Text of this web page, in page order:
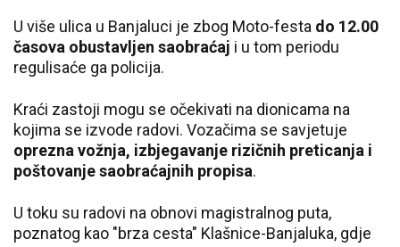
U više ulica u Banjaluci je zbog Moto-festa do 12.00
časova obustavljen saobraćaj i u tom periodu
regulisaće ga policija.
Kraći zastoji mogu se očekivati na dionicama na
kojima se izvode radovi. Vozačima se savjetuje
oprezna vožnja, izbjegavanje rizičnih preticanja i
poštovanje saobraćajnih propisa.
U toku su radovi na obnovi magistralnog puta,
poznatog kao "brza cesta" Klašnice-Banjaluka, gdje